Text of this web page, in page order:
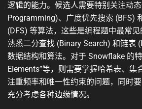
逻辑的能力。候选人需要特别关注动
Programming)、广度优先搜索 (BFS)
(DFS) 等算法，这些是编程题中最常
熟悉二分查找 (Binary Search) 和链表
数据结构和算法。对于 Snowflake 的
Elements”等，则需要掌握哈希表、集
注重频率和唯一性约束的问题，同时
充分考虑各种边缘情况。